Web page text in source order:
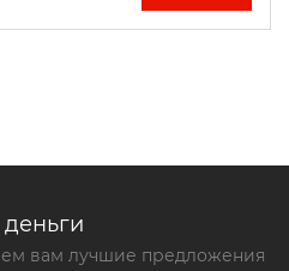
вам лучшие предложения